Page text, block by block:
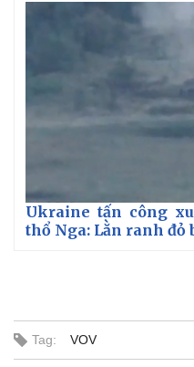
Ukraine tấn công
thổ Nga: Lằn ranh đỏ
Tag: VOV